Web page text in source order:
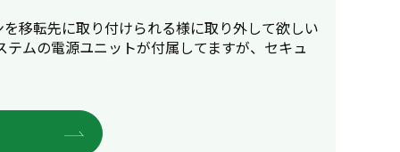
移転先に取り付けられる様に取り外して欲しい
ムの電源ユニットが付属してますが、セキュ